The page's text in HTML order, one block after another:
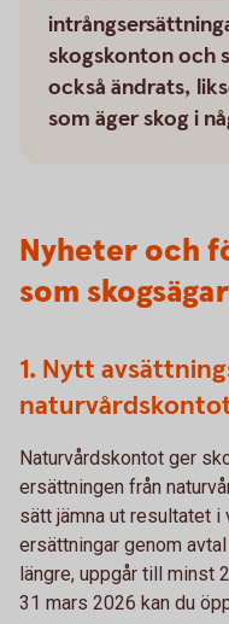
skogskonton och
också ändrats,
som äger skog i
Nyheter och
som
1. Nytt
Naturvårdskontot ger
ersättningen från
sätt jämna ut resultatet i
ersättningar genom
längre, uppgår till minst
31 mars 2026 kan du